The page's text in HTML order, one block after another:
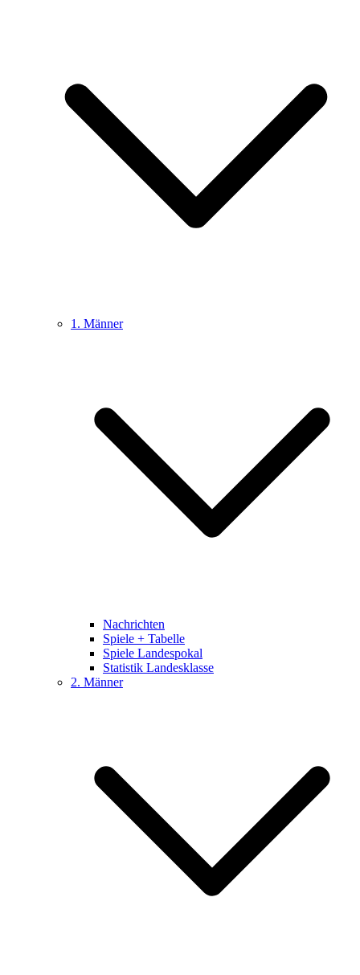
1. Männer
Nachrichten
Spiele + Tabelle
Spiele Landespokal
Statistik Landesklasse
2. Männer